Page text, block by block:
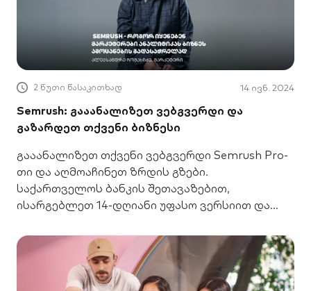
2 წუთი წასაკითხად 14 ივნ. 2024
Semrush: გააანალიზეთ ვებგვერდი და
გაზარდეთ თქვენი ბიზნესი
გააანალიზეთ თქვენი ვებგვერდი Semrush Pro-
თი და აღმოაჩინეთ ზრდის გზები.
საქართველოს ბანკის შეთავაზებით,
ისარგებლეთ 14-დღიანი უფასო ვერსიით და